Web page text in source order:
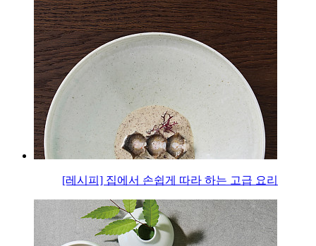
[레시피] 집에서 손쉽게 따라 하는 고급 요리